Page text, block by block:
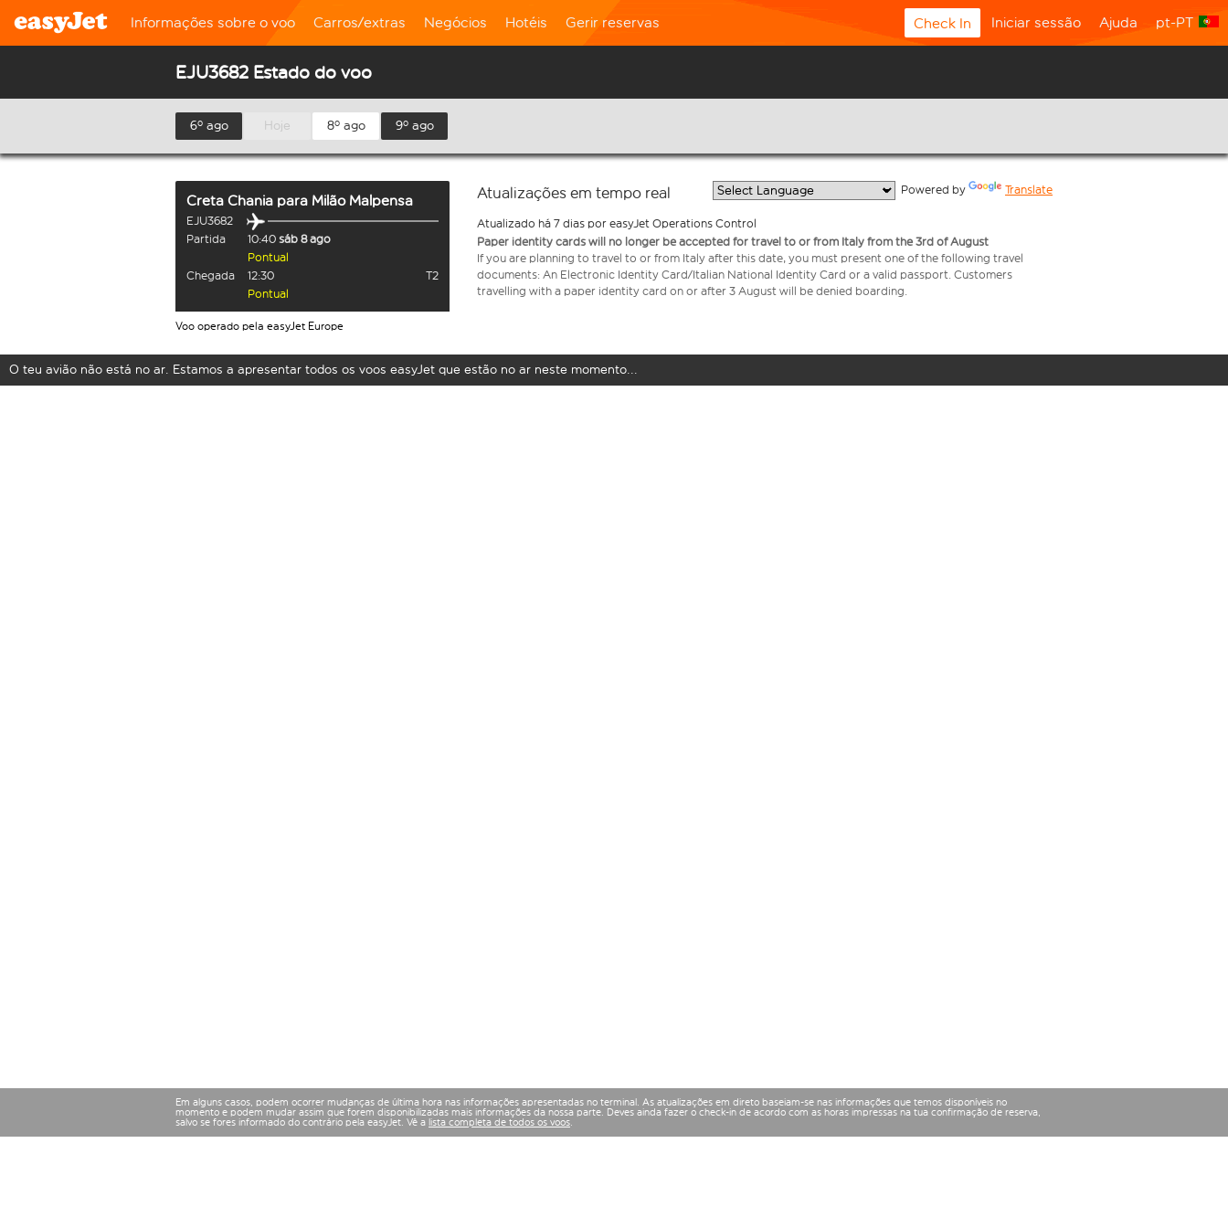
Informações sobre o voo Carros/extras Negócios Hotéis Gerir reservas Check In Iniciar sessão Ajuda pt-PT
EJU3682 Estado do voo
6º ago Hoje 8º ago 9º ago
Creta Chania para Milão Malpensa
EJU3682
Partida
10:40 sáb 8 ago
Pontual
Chegada
12:30
T2
Pontual
Voo operado pela easyJet Europe
Atualizações em tempo real Powered by Translate
Atualizado há 7 dias por easyJet Operations Control
Paper identity cards will no longer be accepted for travel to or from Italy from the 3rd of August
If you are planning to travel to or from Italy after this date, you must present one of the following travel
documents: An Electronic Identity Card/Italian National Identity Card or a valid passport. Customers
travelling with a paper identity card on or after 3 August will be denied boarding.
O teu avião não está no ar. Estamos a apresentar todos os voos easyJet que estão no ar neste momento...
Em alguns casos, podem ocorrer mudanças de última hora nas informações apresentadas no terminal. As atualizações em direto baseiam-se nas informações que temos disponíveis no
momento e podem mudar assim que forem disponibilizadas mais informações da nossa parte. Deves ainda fazer o check-in de acordo com as horas impressas na tua confirmação de reserva,
salvo se fores informado do contrário pela easyJet. Vê a lista completa de todos os voos.